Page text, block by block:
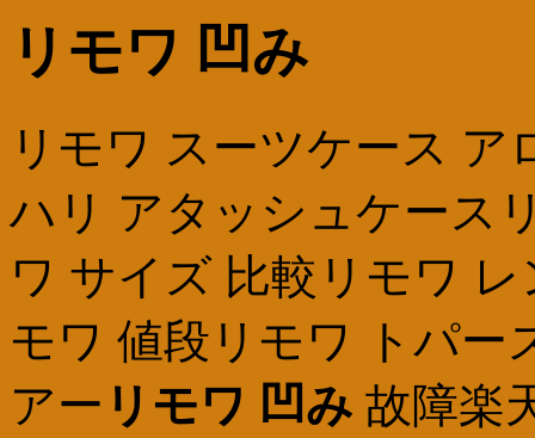
リモワ 凹み
リモワ スーツケース ア
ハリ アタッシュケース
ワ サイズ 比較リモワ
モワ 値段リモワ トパー
アー リモワ 凹み 故障楽